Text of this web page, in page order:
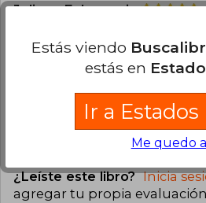
Juliana Echeverri
Compra Verificada
me encanta
Esta opinión es útil 0
Cargar más opiniones del
¿Leíste este libro? Inicia
agregar tu propia evaluación
Estás viendo
estás en
Ir a
Me quedo